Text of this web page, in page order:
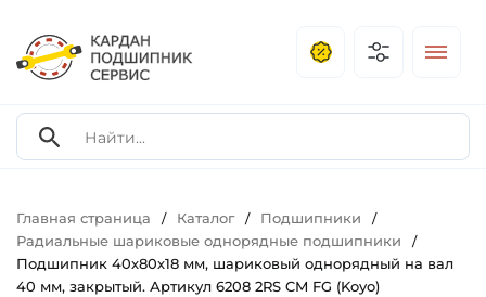
Главная страница / Каталог / Подшипники /
Радиальные шариковые однорядные подшипники /
Подшипник 40х80х18 мм, шариковый однорядный на вал
40 мм, закрытый. Артикул 6208 2RS CM FG (Koyo)